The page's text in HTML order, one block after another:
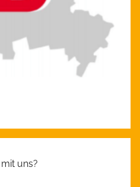
uns?